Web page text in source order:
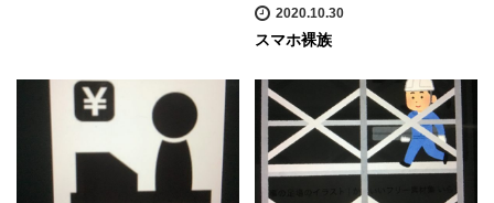
2020.10.30
スマホ裸族